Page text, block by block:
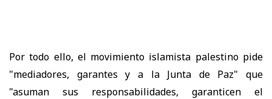
Por todo ello, el movimiento islamista palestino pide
"mediadores, garantes y a la Junta de Paz" que
"asuman sus responsabilidades, garanticen el